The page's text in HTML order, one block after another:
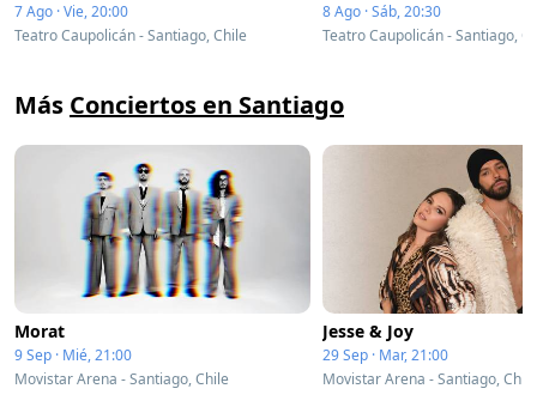
7 Ago · Vie, 20:00
Teatro Caupolicán - Santiago, Chile
8 Ago · Sáb, 20:30
Teatro Caupolicán - Santiago,
Más Conciertos en Santiago
Morat
9 Sep · Mié, 21:00
Movistar Arena - Santiago, Chile
Jesse & Joy
29 Sep · Mar, 21:00
Movistar Arena - Santiago, Chile